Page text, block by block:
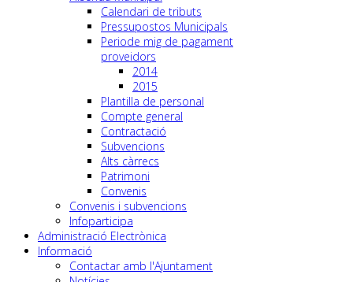
Calendari de tributs
Pressupostos Municipals
Periode mig de pagament
proveidors
2014
2015
Plantilla de personal
Compte general
Contractació
Subvencions
Alts càrrecs
Patrimoni
Convenis
Convenis i subvencions
Infoparticipa
Administració Electrònica
Informació
Contactar amb l'Ajuntament